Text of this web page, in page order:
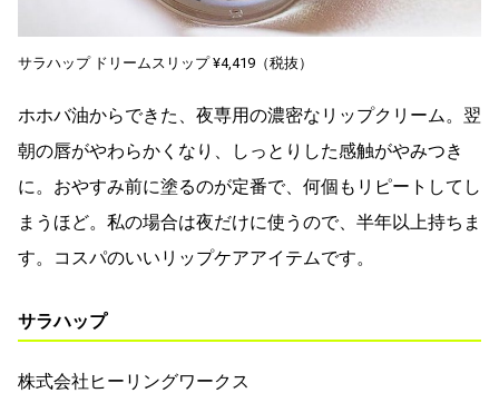
サラハップ ドリームスリップ ¥4,419（税抜）
ホホバ油からできた、夜専用の濃密なリップクリーム。翌
朝の唇がやわらかくなり、しっとりした感触がやみつき
に。おやすみ前に塗るのが定番で、何個もリピートしてし
まうほど。私の場合は夜だけに使うので、半年以上持ちま
す。コスパのいいリップケアアイテムです。
サラハップ
株式会社ヒーリングワークス